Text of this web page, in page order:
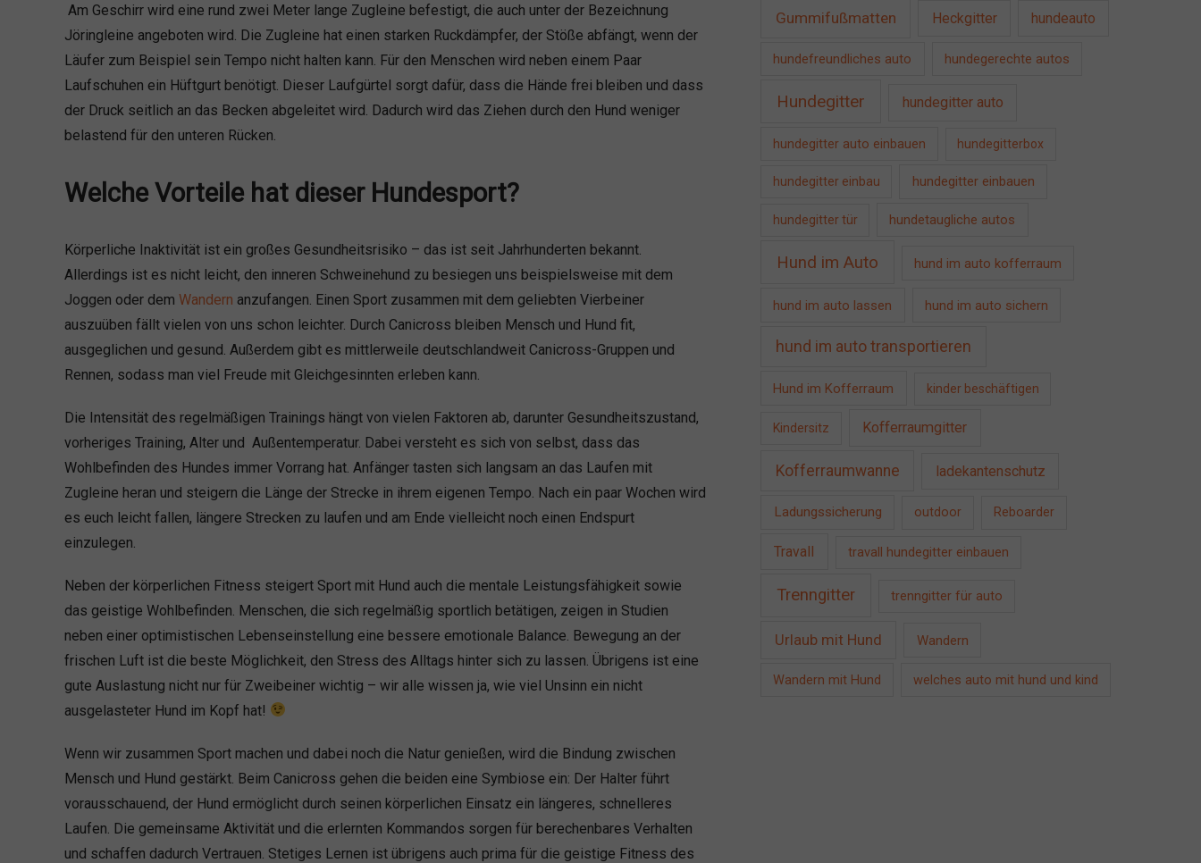
Am Geschirr wird eine rund zwei Meter lange Zugleine befestigt, die auch unter der Bezeichnung
Jöringleine angeboten wird. Die Zugleine hat einen starken Ruckdämpfer, der Stöße abfängt, wenn der
Läufer zum Beispiel sein Tempo nicht halten kann. Für den Menschen wird neben einem Paar
Laufschuhen ein Hüftgurt benötigt. Dieser Laufgürtel sorgt dafür, dass die Hände frei bleiben und dass
der Druck seitlich an das Becken abgeleitet wird. Dadurch wird das Ziehen durch den Hund weniger
belastend für den unteren Rücken.
Welche Vorteile hat dieser Hundesport?
Körperliche Inaktivität ist ein großes Gesundheitsrisiko – das ist seit Jahrhunderten bekannt.
Allerdings ist es nicht leicht, den inneren Schweinehund zu besiegen uns beispielsweise mit dem
Joggen oder dem Wandern anzufangen. Einen Sport zusammen mit dem geliebten Vierbeiner
auszuüben fällt vielen von uns schon leichter. Durch Canicross bleiben Mensch und Hund fit,
ausgeglichen und gesund. Außerdem gibt es mittlerweile deutschlandweit Canicross-Gruppen und
Rennen, sodass man viel Freude mit Gleichgesinnten erleben kann.
Die Intensität des regelmäßigen Trainings hängt von vielen Faktoren ab, darunter Gesundheitszustand,
vorheriges Training, Alter und Außentemperatur. Dabei versteht es sich von selbst, dass das
Wohlbefinden des Hundes immer Vorrang hat. Anfänger tasten sich langsam an das Laufen mit
Zugleine heran und steigern die Länge der Strecke in ihrem eigenen Tempo. Nach ein paar Wochen wird
es euch leicht fallen, längere Strecken zu laufen und am Ende vielleicht noch einen Endspurt
einzulegen.
Neben der körperlichen Fitness steigert Sport mit Hund auch die mentale Leistungsfähigkeit sowie
das geistige Wohlbefinden. Menschen, die sich regelmäßig sportlich betätigen, zeigen in Studien
neben einer optimistischen Lebenseinstellung eine bessere emotionale Balance. Bewegung an der
frischen Luft ist die beste Möglichkeit, den Stress des Alltags hinter sich zu lassen. Übrigens ist eine
gute Auslastung nicht nur für Zweibeiner wichtig – wir alle wissen ja, wie viel Unsinn ein nicht
ausgelasteter Hund im Kopf hat!
Wenn wir zusammen Sport machen und dabei noch die Natur genießen, wird die Bindung zwischen
Mensch und Hund gestärkt. Beim Canicross gehen die beiden eine Symbiose ein: Der Halter führt
vorausschauend, der Hund ermöglicht durch seinen körperlichen Einsatz ein längeres, schnelleres
Laufen. Die gemeinsame Aktivität und die erlernten Kommandos sorgen für berechenbares Verhalten
und schaffen dadurch Vertrauen. Stetiges Lernen ist übrigens auch prima für die geistige Fitness des
Gummifußmatten Heckgitter hundeauto
hundefreundliches auto hundegerechte autos
Hundegitter hundegitter auto
hundegitter auto einbauen hundegitterbox
hundegitter einbau hundegitter einbauen
hundegitter tür hundetaugliche autos
Hund im Auto hund im auto kofferraum
hund im auto lassen hund im auto sichern
hund im auto transportieren
Hund im Kofferraum kinder beschäftigen
Kindersitz Kofferraumgitter
Kofferraumwanne ladekantenschutz
Ladungssicherung outdoor Reboarder
Travall travall hundegitter einbauen
Trenngitter trenngitter für auto
Urlaub mit Hund Wandern
Wandern mit Hund welches auto mit hund und kind